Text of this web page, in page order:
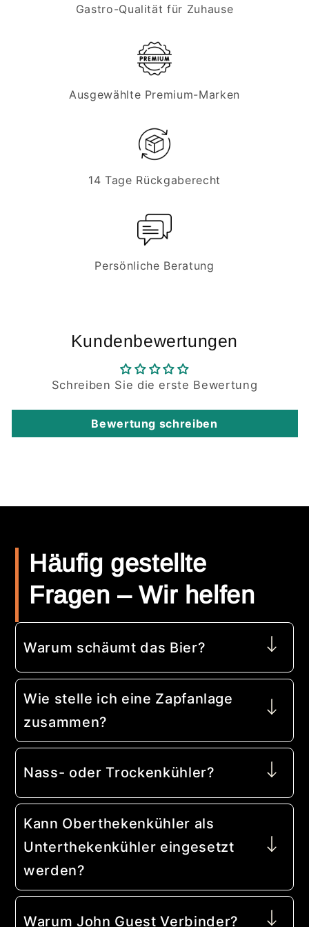
Gastro-Qualität für Zuhause
Ausgewählte Premium-Marken
14 Tage Rückgaberecht
Persönliche Beratung
Kundenbewertungen
Schreiben Sie die erste Bewertung
Bewertung schreiben
Häufig gestellte
Fragen – Wir helfen
Warum schäumt das Bier?
Wie stelle ich eine Zapfanlage
zusammen?
Nass- oder Trockenkühler?
Kann Oberthekenkühler als
Unterthekenkühler eingesetzt
werden?
Warum John Guest Verbinder?